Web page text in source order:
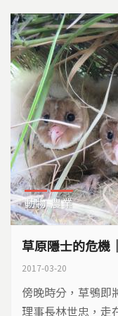
動物 農業
草原隱士的危機
2017-03-20
傍晚時分，草鴞即
理事長林世忠，走